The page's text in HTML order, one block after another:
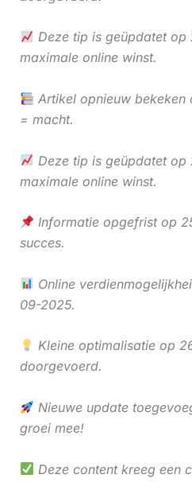
Deze tip is geüpdatet
maximale online winst.
Artikel opnieuw
= macht.
Deze tip is geüpdatet
maximale online winst.
Informatie opgefrist op
succes.
Online
09-2025.
Kleine optimalisatie op
doorgevoerd.
Nieuwe update
groei mee!
Deze content kreeg een